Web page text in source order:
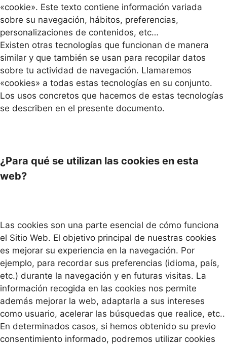
«cookie». Este texto contiene información variada
sobre su navegación, hábitos, preferencias,
personalizaciones de contenidos, etc…
Existen otras tecnologías que funcionan de manera
similar y que también se usan para recopilar datos
sobre tu actividad de navegación. Llamaremos
«cookies» a todas estas tecnologías en su conjunto.
Los usos concretos que hacemos de estas tecnologías
se describen en el presente documento.
¿Para qué se utilizan las cookies en esta
web?
Las cookies son una parte esencial de cómo funciona
el Sitio Web. El objetivo principal de nuestras cookies
es mejorar su experiencia en la navegación. Por
ejemplo, para recordar sus preferencias (idioma, país,
etc.) durante la navegación y en futuras visitas. La
información recogida en las cookies nos permite
además mejorar la web, adaptarla a sus intereses
como usuario, acelerar las búsquedas que realice, etc..
En determinados casos, si hemos obtenido su previo
consentimiento informado, podremos utilizar cookies